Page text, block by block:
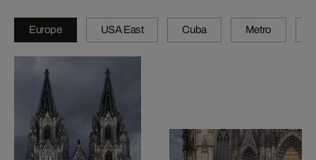
Europe USA East Cuba Metro